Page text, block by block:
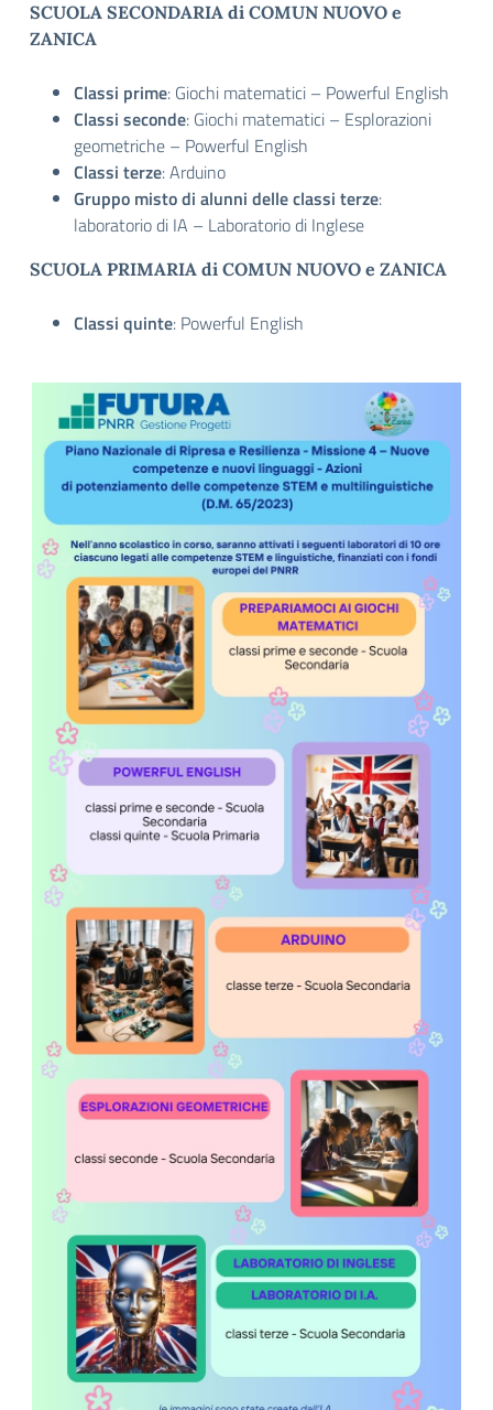
SCUOLA SECONDARIA di COMUN NUOVO e
ZANICA
Classi prime: Giochi matematici – Powerful English
Classi seconde: Giochi matematici – Esplorazioni
geometriche – Powerful English
Classi terze: Arduino
Gruppo misto di alunni delle classi terze:
laboratorio di IA – Laboratorio di Inglese
SCUOLA PRIMARIA di COMUN NUOVO e ZANICA
Classi quinte: Powerful English